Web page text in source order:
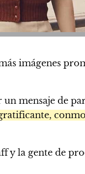
imágenes
mensaje de
y la gente de